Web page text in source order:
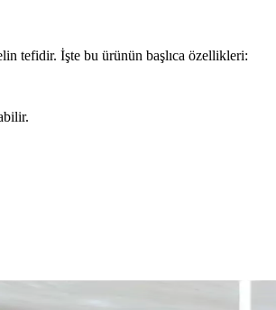
tefidir. İşte bu ürünün başlıca özellikleri: